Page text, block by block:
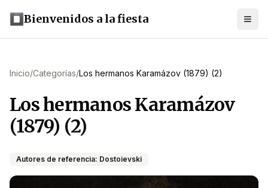
Bienvenidos a la fiesta
Inicio/Categorías/Los hermanos Karamázov (1879) (2)
Los hermanos Karamázov
(1879) (2)
Autores de referencia: Dostoievski